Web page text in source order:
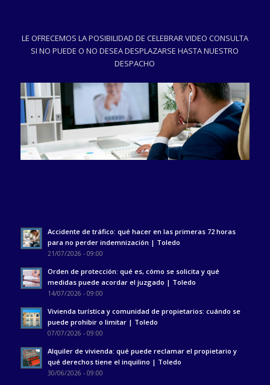
LE OFRECEMOS LA POSIBILIDAD DE CELEBRAR VIDEO CONSULTA
SI NO PUEDE O NO DESEA DESPLAZARSE HASTA NUESTRO
DESPACHO
Accidente de tráfico: qué hacer en las primeras 72 horas
para no perder indemnización | Toledo
21/07/2026 - 09:00
Orden de protección: qué es, cómo se solicita y qué
medidas puede acordar el juzgado | Toledo
14/07/2026 - 09:00
Vivienda turística y comunidad de propietarios: cuándo se
puede prohibir o limitar | Toledo
07/07/2026 - 09:00
Alquiler de vivienda: qué puede reclamar el propietario y
qué derechos tiene el inquilino | Toledo
30/06/2026 - 09:00